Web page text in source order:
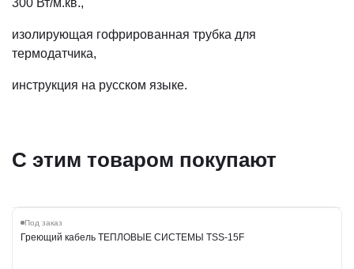
300 Вт/м.кв.,
изолирующая гофрированная трубка для
термодатчика,
инструкция на русском языке.
С этим товаром покупают
Под заказ
Греющий кабель ТЕПЛОВЫЕ СИСТЕМЫ TSS-15F